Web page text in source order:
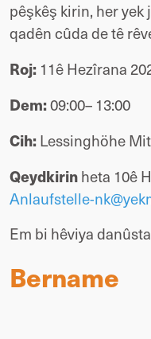
pêşkêş kirin, her yek
qadên cûda de tê
Roj: 11ê Hezîrana
Dem: 09:00– 13:00
Cih: Lessinghöhe
Qeydkirin
Anlaufstelle-
Em bi hêviya
Bername